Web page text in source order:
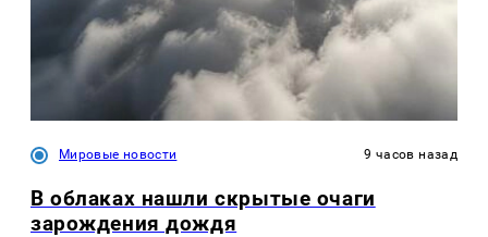
Мировые новости 9 часов назад
В облаках нашли скрытые очаги
зарождения дождя